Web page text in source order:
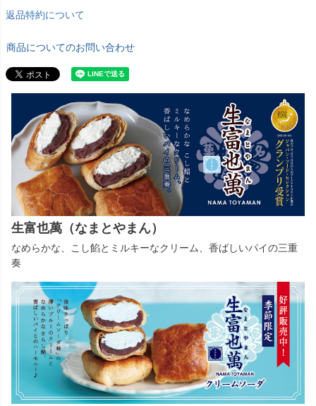
返品特約について
商品についてのお問い合わせ
生富也萬（なまとやまん）
なめらかな、こし餡とミルキーなクリーム、香ばしいパイの三重
奏